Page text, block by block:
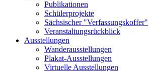
Publikationen
Schülerprojekte
Sächsischer "Verfassungskoffer"
Veranstaltungsrückblick
Ausstellungen
Wanderausstellungen
Plakat-Ausstellungen
Virtuelle Ausstellungen